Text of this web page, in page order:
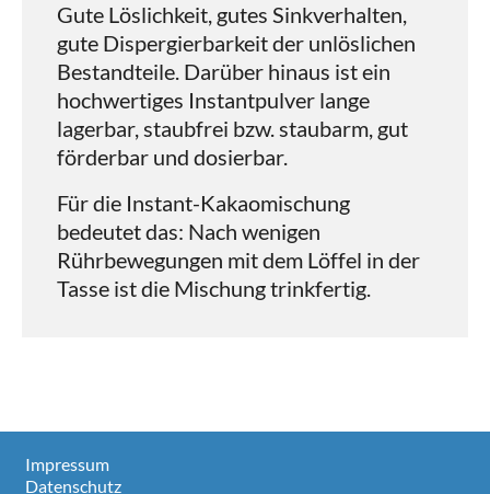
Gute Löslichkeit, gutes Sinkverhalten,
gute Dispergierbarkeit der unlöslichen
Bestandteile. Darüber hinaus ist ein
hochwertiges Instantpulver lange
lagerbar, staubfrei bzw. staubarm, gut
förderbar und dosierbar.
Für die Instant-Kakaomischung
bedeutet das: Nach wenigen
Rührbewegungen mit dem Löffel in der
Tasse ist die Mischung trinkfertig.
Impressum
Datenschutz